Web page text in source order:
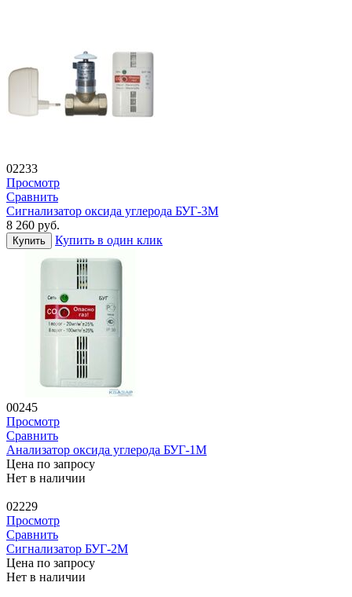
02233
Просмотр
Сравнить
Сигнализатор оксида углерода БУГ-3М
8 260 руб.
Купить Купить в один клик
00245
Просмотр
Сравнить
Анализатор оксида углерода БУГ-1М
Цена по запросу
Нет в наличии
02229
Просмотр
Сравнить
Сигнализатор БУГ-2М
Цена по запросу
Нет в наличии